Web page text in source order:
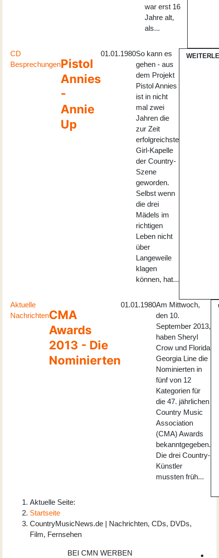
war erst 16
Jahre alt,
als...
CD
BesprechungenPistol
Annies
-
Annie
Up
01.01.1980So kann es
gehen - aus
dem Projekt
Pistol Annies
ist in nicht
mal zwei
Jahren die
zur Zeit
erfolgreichste
Girl-Kapelle
der Country-
Szene
geworden.
Selbst wenn
die drei
Mädels im
richtigen
Leben nicht
über
Langeweile
klagen
können, hat...
Aktuelle
NachrichtenCMA
Awards
2013 - Die
Nominierten
01.01.1980Am Mittwoch,
den 10.
September 2013,
haben Sheryl
Crow und Florida
Georgia Line die
Nominierten in
fünf von 12
Kategorien für
die 47. jährlichen
Country Music
Association
(CMA) Awards
bekanntgegeben.
Die drei Country-
Künstler
mussten früh...
Aktuelle Seite:
Startseite
CountryMusicNews.de | Nachrichten, CDs, DVDs,
Film, Fernsehen
BEI CMN WERBEN